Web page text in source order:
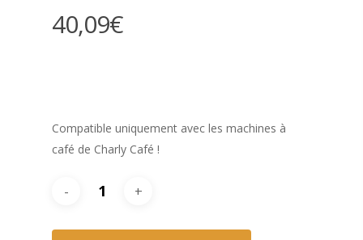
40,09€
Compatible uniquement avec les machines à
café de Charly Café !